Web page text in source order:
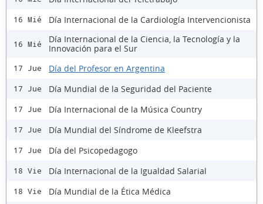
16 Mié Día Internacional de la Cardiología Intervencionista
16 Mié
Día Internacional de la Ciencia, la Tecnología y la
Innovación para el Sur
17 Jue Día del Profesor en Argentina
17 Jue Día Mundial de la Seguridad del Paciente
17 Jue Día Internacional de la Música Country
17 Jue Día Mundial del Síndrome de Kleefstra
17 Jue Día del Psicopedagogo
18 Vie Día Internacional de la Igualdad Salarial
18 Vie Día Mundial de la Ética Médica